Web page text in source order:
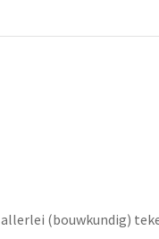
allerlei (bouwkundig)